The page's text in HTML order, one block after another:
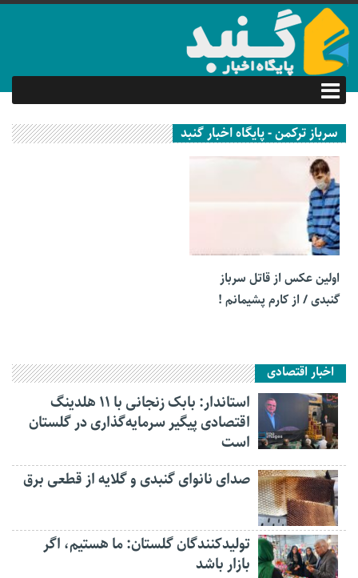
سرباز ترکمن - پایگاه اخبار گنبد
12 مرداد 1400
اولین عکس از قاتل سرباز
گنبدی / از کارم پشیمانم !
اخبار اقتصادی
استاندار: بابک زنجانی با ۱۱ هلدینگ
اقتصادی پیگیر سرمایه‌گذاری در گلستان
است
صدای نانوای گنبدی و گلایه از قطعی برق
تولیدکنندگان گلستان: ما هستیم، اگر
بازار باشد